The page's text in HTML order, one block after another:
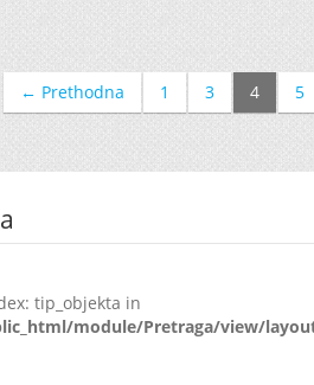
← Prethodna 1 3 4 5
tip_objekta in
module/Pretraga/view/